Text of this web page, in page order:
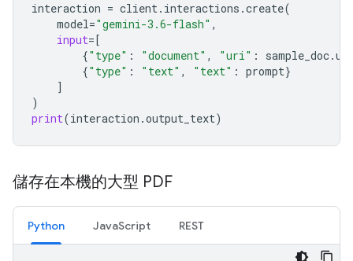
interaction = client. interactions .create(
model="gemini-3.6-flash" ,
input=[
{"type" : "document" , "uri" : sample_doc.
{"type" : "text" , "text" : prompt}
]
)
print(interaction .output_text)
儲存在本機的大型 PDF
Python JavaScript REST